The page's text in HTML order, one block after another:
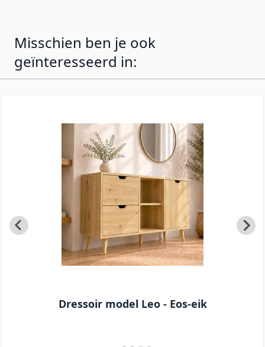
Misschien ben je ook
geïnteresseerd in:
Dressoir model Leo - Eos-eik